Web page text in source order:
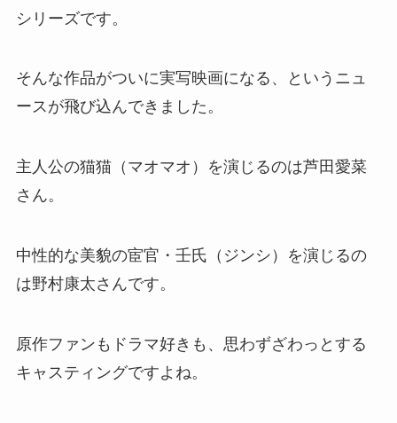
シリーズです。
そんな作品がついに実写映画になる、というニュ
ースが飛び込んできました。
主人公の猫猫（マオマオ）を演じるのは芦田愛菜
さん。
中性的な美貌の宦官・壬氏（ジンシ）を演じるの
は野村康太さんです。
原作ファンもドラマ好きも、思わずざわっとする
キャスティングですよね。